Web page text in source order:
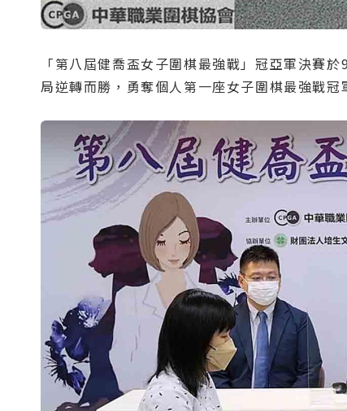
「第八屆健喬盃女子圍棋最強戰」冠亞軍決賽
局逆轉而勝，勇奪個人第一座女子圍棋最強戰冠